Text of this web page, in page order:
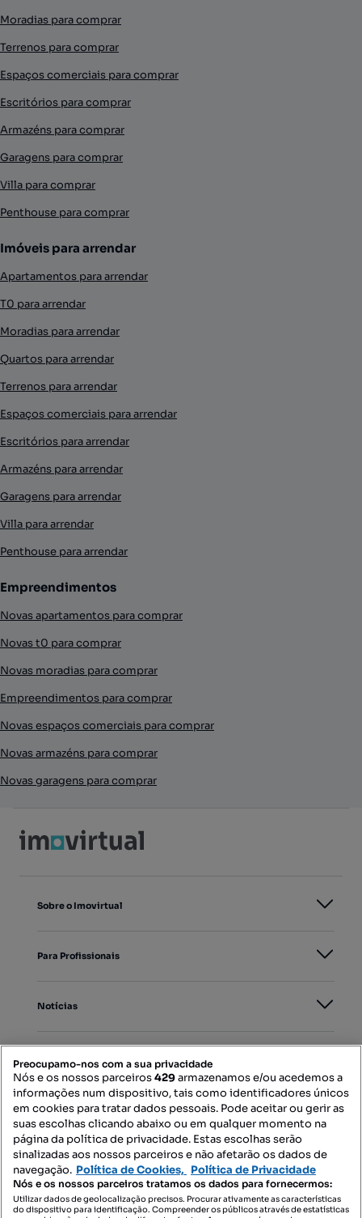
Moradias para comprar
Terrenos para comprar
Espaços comerciais para comprar
Escritórios para comprar
Armazéns para comprar
Garagens para comprar
Villa para comprar
Penthouse para comprar
Imóveis para arrendar
Apartamentos para arrendar
T0 para arrendar
Moradias para arrendar
Quartos para arrendar
Terrenos para arrendar
Espaços comerciais para arrendar
Escritórios para arrendar
Armazéns para arrendar
Garagens para arrendar
Villa para arrendar
Penthouse para arrendar
Empreendimentos
Novas apartamentos para comprar
Novas t0 para comprar
Novas moradias para comprar
Empreendimentos para comprar
Novas espaços comerciais para comprar
Novas armazéns para comprar
Novas garagens para comprar
Sobre o Imovirtual
Para Profissionais
Notícias
Mapa do Site
Contacte-nos
SIGA-NOS:
Preocupamo-nos com a sua privacidade
Nós e os nossos parceiros429armazenamos e/ou acedemos a
informações num dispositivo, tais como identificadores únicos
em cookies para tratar dados pessoais. Pode aceitar ou gerir as
suas escolhas clicando abaixo ou em qualquer momento na
página da política de privacidade. Estas escolhas serão
sinalizadas aos nossos parceiros e não afetarão os dados de
navegação. Política de Cookies, Política de Privacidade
Nós e os nossos parceiros tratamos os dados para fornecermos:
Utilizar dados de geolocalização precisos. Procurar ativamente as características
do dispositivo para identificação. Compreender os públicos através de estatísticas